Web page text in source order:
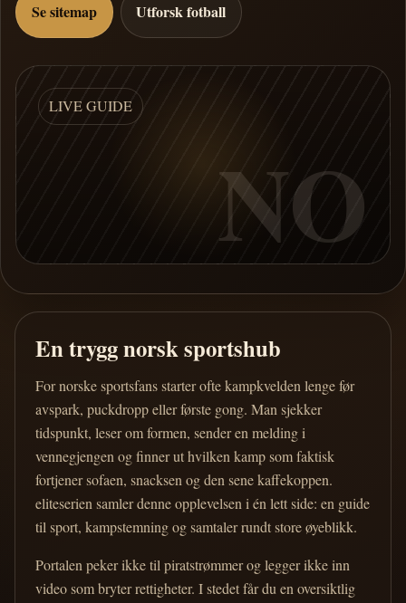
Se sitemap Utforsk fotball
LIVE GUIDE
NO
En trygg norsk sportshub
For norske sportsfans starter ofte kampkvelden lenge før
avspark, puckdropp eller første gong. Man sjekker
tidspunkt, leser om formen, sender en melding i
vennegjengen og finner ut hvilken kamp som faktisk
fortjener sofaen, snacksen og den sene kaffekoppen.
eliteserien samler denne opplevelsen i én lett side: en guide
til sport, kampstemning og samtaler rundt store øyeblikk.
Portalen peker ikke til piratstrømmer og legger ikke inn
video som bryter rettigheter. I stedet får du en oversiktlig